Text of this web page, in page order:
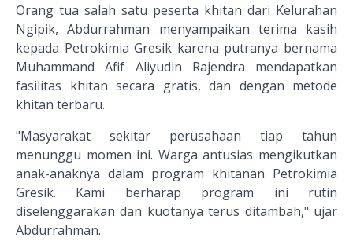
Orang tua salah satu peserta khitan dari Kelurahan
Ngipik, Abdurrahman menyampaikan terima kasih
kepada Petrokimia Gresik karena putranya bernama
Muhammand Afif Aliyudin Rajendra mendapatkan
fasilitas khitan secara gratis, dan dengan metode
khitan terbaru.
"Masyarakat sekitar perusahaan tiap tahun
menunggu momen ini. Warga antusias mengikutkan
anak-anaknya dalam program khitanan Petrokimia
Gresik. Kami berharap program ini rutin
diselenggarakan dan kuotanya terus ditambah," ujar
Abdurrahman.